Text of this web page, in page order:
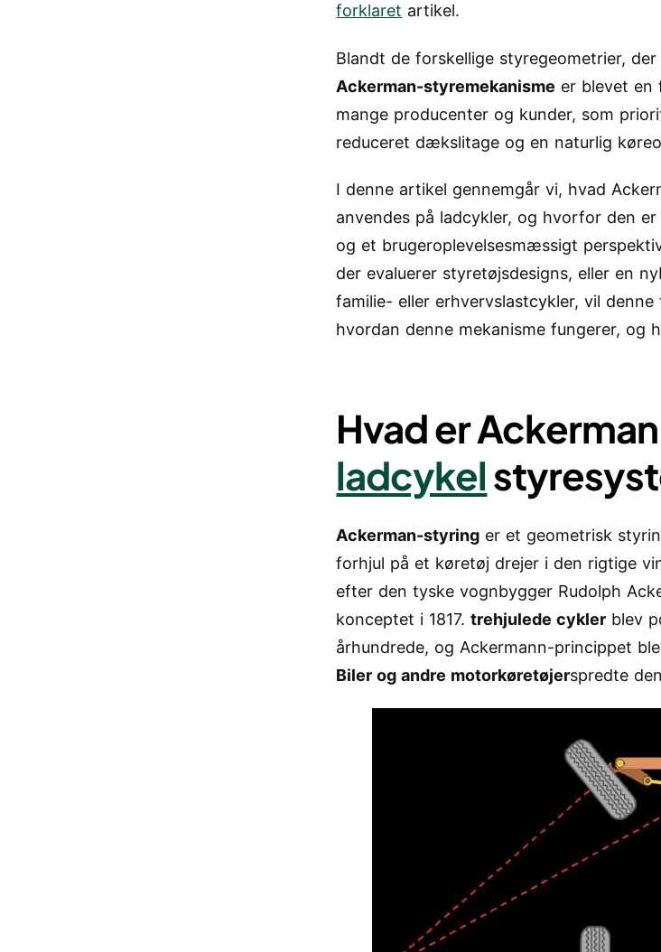
forklaret artikel.
Blandt de forskellige styregeometrier,
Ackerman-styremekanisme er blevet en
mange producenter og kunder, som
reduceret dækslitage og en naturlig
I denne artikel gennemgår vi, hvad
anvendes på ladcykler, og hvorfor den
og et brugeroplevelsesmæssigt
der evaluerer styretøjsdesigns, eller en
familie- eller erhvervslastcykler, vil
hvordan denne mekanisme fungerer, og
Hvad er
ladcykel
Ackerman-styring er et geometrisk
forhjul på et køretøj drejer i den rigtige
efter den tyske vognbygger Rudolph
konceptet i 1817.trehjulede cykler blev
århundrede, og Ackermann-princippet
Biler og andre motorkøretøjerspredte